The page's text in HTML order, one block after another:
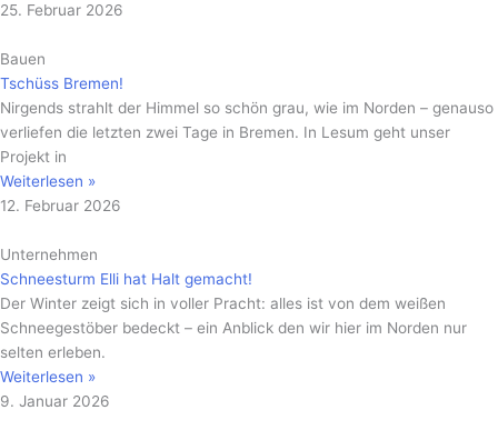
25. Februar 2026
Bauen
Tschüss Bremen!
Nirgends strahlt der Himmel so schön grau, wie im Norden – genauso
verliefen die letzten zwei Tage in Bremen. In Lesum geht unser
Projekt in
Weiterlesen »
12. Februar 2026
Unternehmen
Schneesturm Elli hat Halt gemacht!
Der Winter zeigt sich in voller Pracht: alles ist von dem weißen
Schneegestöber bedeckt – ein Anblick den wir hier im Norden nur
selten erleben.
Weiterlesen »
9. Januar 2026